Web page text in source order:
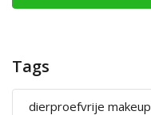
Tags
dierproefvrije makeup